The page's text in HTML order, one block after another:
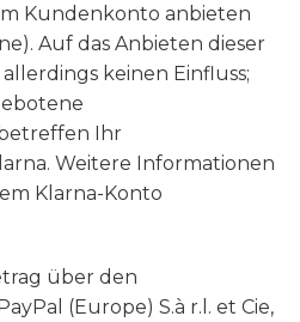
Kundenkonto anbieten
Auf das Anbieten dieser
keinen Einfluss;
Ihr
Weitere Informationen
Klarna-Konto
über den
(Europe) S.à r.l. et Cie,